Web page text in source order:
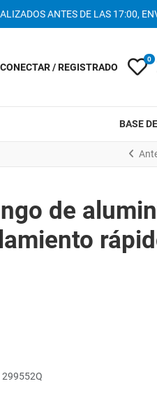
ANTES DE LAS 17:00,
CONECTAR / REGISTRADO
0
BASE
de
299552Q